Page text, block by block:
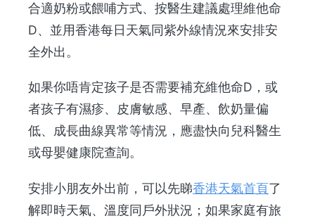
合適奶粉或餵哺方式、按醫生建議處理維他命
D、並用香港每日天氣同紫外線情況來安排安
全外出。
如果你唔肯定孩子是否需要補充維他命D，或
者孩子有濕疹、皮膚敏感、早產、飲奶量偏
低、成長曲線異常等情況，應盡快向兒科醫生
或母嬰健康院查詢。
安排小朋友外出前，可以先睇香港天氣首頁了
解即時天氣、溫度同戶外狀況；如果家庭有旅